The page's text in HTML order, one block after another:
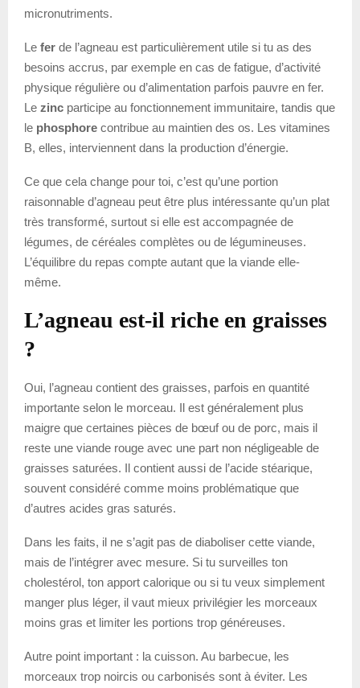
micronutriments.
Le fer de l’agneau est particulièrement utile si tu as des
besoins accrus, par exemple en cas de fatigue, d’activité
physique régulière ou d’alimentation parfois pauvre en fer.
Le zinc participe au fonctionnement immunitaire, tandis que
le phosphore contribue au maintien des os. Les vitamines
B, elles, interviennent dans la production d’énergie.
Ce que cela change pour toi, c’est qu’une portion
raisonnable d’agneau peut être plus intéressante qu’un plat
très transformé, surtout si elle est accompagnée de
légumes, de céréales complètes ou de légumineuses.
L’équilibre du repas compte autant que la viande elle-
même.
L’agneau est-il riche en graisses
?
Oui, l’agneau contient des graisses, parfois en quantité
importante selon le morceau. Il est généralement plus
maigre que certaines pièces de bœuf ou de porc, mais il
reste une viande rouge avec une part non négligeable de
graisses saturées. Il contient aussi de l’acide stéarique,
souvent considéré comme moins problématique que
d’autres acides gras saturés.
Dans les faits, il ne s’agit pas de diaboliser cette viande,
mais de l’intégrer avec mesure. Si tu surveilles ton
cholestérol, ton apport calorique ou si tu veux simplement
manger plus léger, il vaut mieux privilégier les morceaux
moins gras et limiter les portions trop généreuses.
Autre point important : la cuisson. Au barbecue, les
morceaux trop noircis ou carbonisés sont à éviter. Les